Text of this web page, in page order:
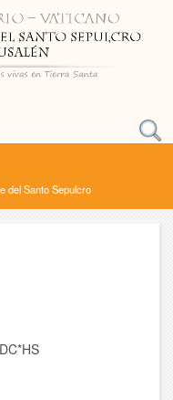
del Santo Sepulcro